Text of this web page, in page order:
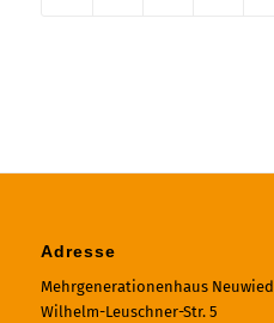
Adresse
Mehrgenerationenhaus Neuwied
Wilhelm-Leuschner-Str. 5